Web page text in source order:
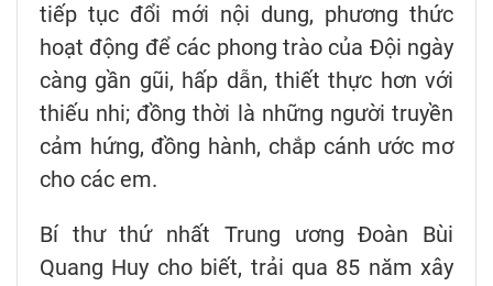
tiếp tục đổi mới nội dung, phương thức
hoạt động để các phong trào của Đội ngày
càng gần gũi, hấp dẫn, thiết thực hơn với
thiếu nhi; đồng thời là những người truyền
cảm hứng, đồng hành, chắp cánh ước mơ
cho các em.
Bí thư thứ nhất Trung ương Đoàn Bùi
Quang Huy cho biết, trải qua 85 năm xây